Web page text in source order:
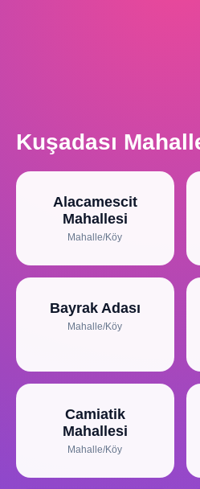
Kuşadası
Alacamescit
Mahallesi
Mahalle/Köy
Bayrak Adası
Mahalle/Köy
Camiatik
Mahallesi
Mahalle/Köy